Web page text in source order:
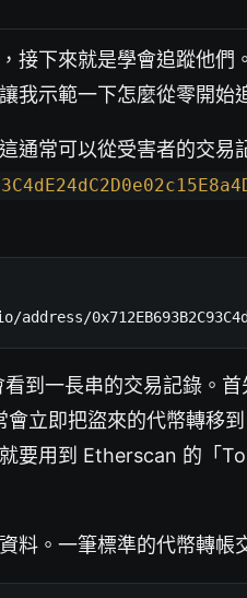
接下來就是學會追蹤他
我示範一下怎麼從零開始
通常可以從受害者的交易
到一長串的交易記錄。
立即把盜來的代幣轉移
要用到 Etherscan 的「
料。一筆標準的代幣轉帳